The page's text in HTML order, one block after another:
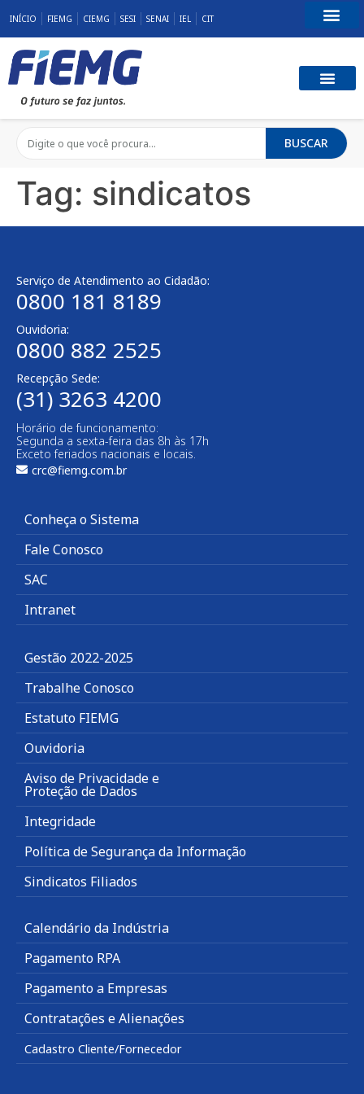
INÍCIO FIEMG CIEMG SESI SENAI IEL CIT
BUSCAR
Tag: sindicatos
Serviço de Atendimento ao Cidadão:
0800 181 8189
Ouvidoria:
0800 882 2525
Recepção Sede:
(31) 3263 4200
Horário de funcionamento:
Segunda a sexta-feira das 8h às 17h
Exceto feriados nacionais e locais.
crc@fiemg.com.br
Conheça o Sistema
Fale Conosco
SAC
Intranet
Gestão 2022-2025
Trabalhe Conosco
Estatuto FIEMG
Ouvidoria
Aviso de Privacidade e
Proteção de Dados
Integridade
Política de Segurança da Informação
Sindicatos Filiados
Calendário da Indústria
Pagamento RPA
Pagamento a Empresas
Contratações e Alienações
Cadastro Cliente/Fornecedor